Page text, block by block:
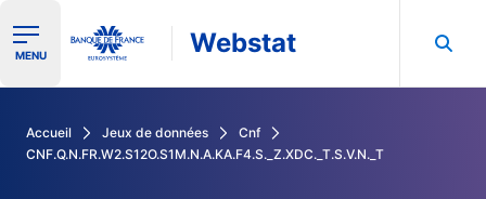
Ouvrir le menu de navigation
MENU Webstat
Accueil Jeux de données
Cnf
CNF.Q.N.FR.W2.S12O.S1M.N.A.KA.F4.S._Z.XDC._T.S.V.N._T